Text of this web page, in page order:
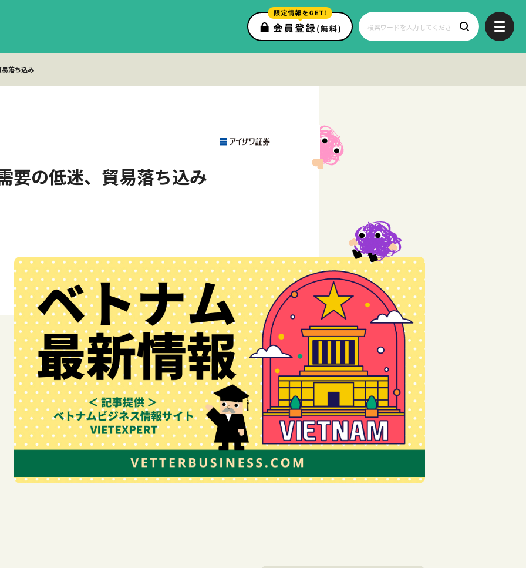
落ち込み
の低迷、貿易落ち込み